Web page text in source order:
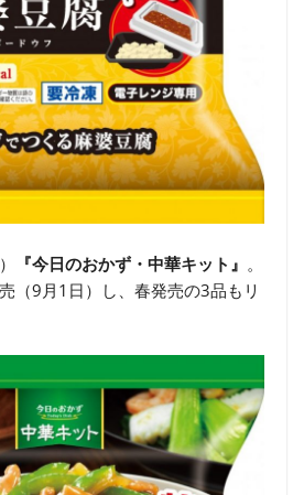
『今日のおかず・中華キット』 。
（9月1日）し、春発売の3品もリ